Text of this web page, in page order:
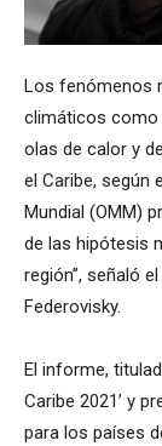
Los fenómenos
climáticos como
olas de calor y
el Caribe, según
Mundial (OMM)
de las hipótesis
región”, señaló
Federovisky.
El informe,
Caribe 2021’ y
para los países